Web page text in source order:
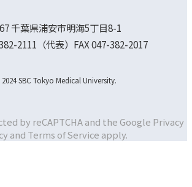
千葉県浦安市明海5丁目8-1
2111（代表）FAX 047-382-2017
SBC Tokyo Medical University.
by reCAPTCHA and the Google Privacy
and Terms of Service apply.